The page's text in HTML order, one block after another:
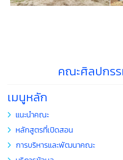
คณะศิลปกร
เมนูหลัก
แนะนำคณะ
หลักสูตรที่เปิดสอน
การบริหารและพัฒนาคณะ